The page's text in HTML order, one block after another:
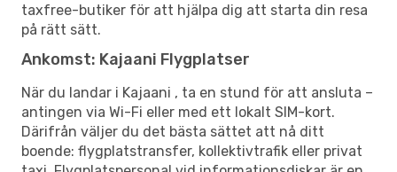
taxfree-butiker för att hjälpa dig att starta din resa
på rätt sätt.
Ankomst: Kajaani Flygplatser
När du landar i Kajaani , ta en stund för att ansluta –
antingen via Wi-Fi eller med ett lokalt SIM-kort.
Därifrån väljer du det bästa sättet att nå ditt
boende: flygplatstransfer, kollektivtrafik eller privat